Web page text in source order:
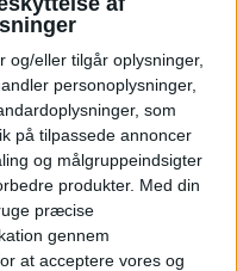
og/eller tilgår oplysninger,
personoplysninger,
som
på tilpassede annoncer
og målgruppeindsigter
produkter. Med din
præcise
gennem
at acceptere vores og
politikere.